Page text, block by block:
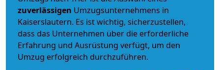
zuverlässigen Umzugsunternehmens in
Kaiserslautern. Es ist wichtig, sicherzustellen,
dass das Unternehmen über die erforderliche
Erfahrung und Ausrüstung verfügt, um den
Umzug erfolgreich durchzuführen.